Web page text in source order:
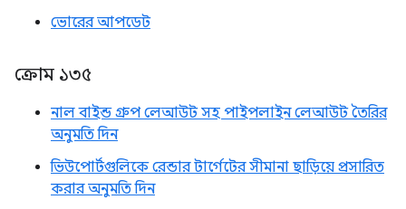
ভোরের আপডেট
ক্রোম ১৩৫
নাল বাইন্ড গ্রুপ লেআউট সহ পাইপলাইন লেআউট তৈরির
অনুমতি দিন
ভিউপোর্টগুলিকে রেন্ডার টার্গেটের সীমানা ছাড়িয়ে প্রসারিত
করার অনুমতি দিন